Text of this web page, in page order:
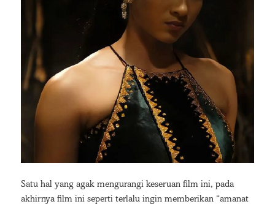
Satu hal yang agak mengurangi keseruan film ini, pada
akhirnya film ini seperti terlalu ingin memberikan “amanat